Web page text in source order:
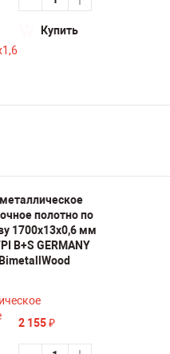
Купить
полотно по
1700х13х0,6 мм
B+S GERMANY
BimetallWood
2 155 ₽